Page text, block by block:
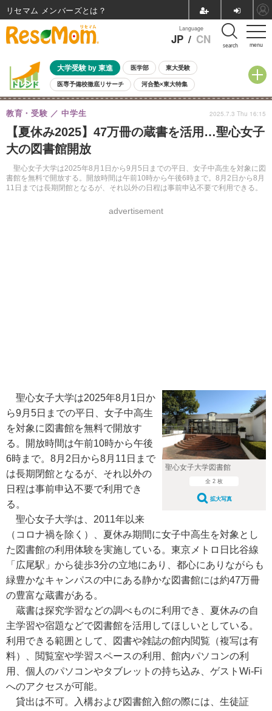
menu
Language
JP / CN search
大学受験 by 東進 医学部 東大受験
医専予備校徹底リサーチ 河合塾×東大特集
親子で考える大学選び 高校受験 中学受験 小学校受験
共通テスト 夏休み
8月開催イベント・WS 全国公立高校 過去問 人気記事
自由研究教材（小学生向け）
【夏休み2025】47万冊の蔵書を活用…聖心女子
大の図書館開放
聖心女子大学は2025年8月1日から9月5日までの平日、女子中高生を対象に図
書館を無料で開放する。開放時間は午前10時から午後6時まで。8月2日から8月
11日までは長期閉館となるが、それ以外の日程は事前申込不要で利用できる。
教育・受験 中学生
advertisement
2025.7.3 Thu 16:15
聖心女子大学図書館
全 2 枚
拡大写真
聖心女子大学は2025年8月1日か
ら9月5日までの平日、女子中高生
を対象に図書館を無料で開放す
る。開放時間は午前10時から午後
6時まで。8月2日から8月11日まで
は長期閉館となるが、それ以外の
日程は事前申込不要で利用でき
る。
聖心女子大学は、2011年以来
（コロナ禍を除く）、夏休み期間に女子中高生を対象とし
た図書館の利用体験を実施している。東京メトロ日比谷線
「広尾駅」から徒歩3分の立地にあり、都心にありながらも
緑豊かなキャンパスの中にある静かな図書館には約47万冊
の豊富な蔵書がある。
蔵書は探究学習などの調べものに利用でき、夏休みの自
主学習や宿題などで図書館を活用してほしいとしている。
利用できる範囲として、図書や雑誌の館内閲覧（複写は有
料）、閲覧室や学習スペースの利用、館内パソコンの利
用、個人のパソコンやタブレットの持ち込み、ゲストWi-Fi
へのアクセスが可能。
貸出は不可。入構および図書館入館の際には、生徒証
リセマム メンバーズ